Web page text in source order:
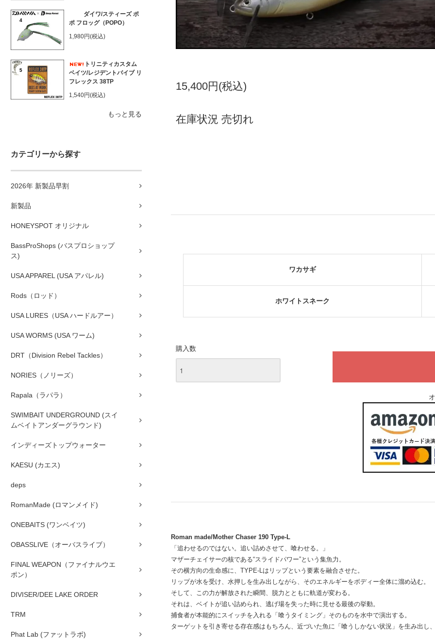
4
ダイワ/スティーズ ポ
ポ フロッグ（POPO）
1,980円(税込)
5
トリニティカスタム
ベイツ/レジデントバイブ リ
フレックス 38TP
1,540円(税込)
もっと見る
カテゴリーから探す
2026年 新製品早割
新製品
HONEYSPOT オリジナル
BassProShops (バスプロショップ
ス)
USA APPAREL (USA アパレル)
Rods（ロッド）
USA LURES（USA ハードルアー）
USA WORMS (USA ワーム)
DRT（Division Rebel Tackles）
NORIES（ノリーズ）
Rapala（ラパラ）
SWIMBAIT UNDERGROUND (スイ
ムベイトアンダーグラウンド)
インディーズトップウォーター
KAESU (カエス)
deps
RomanMade (ロマンメイド)
ONEBAITS (ワンベイツ)
OBASSLIVE（オーバスライブ）
FINAL WEAPON（ファイナルウエ
ポン）
DIVISER/DEE LAKE ORDER
TRM
Phat Lab (ファットラボ)
15,400円(税込)
在庫状況 売切れ
ワカサギ
ホワイトスネーク
購入数
Roman made/Mother Chaser 190 Type-L
「追わせるのではない。追い詰めさせて、喰わせる。」
マザーチェイサーの核である“スライドパワー”という集魚力。
その横方向の生命感に、TYPE-Lはリップという要素を融合させた。
リップが水を受け、水押しを生み出しながら、そのエネルギーをボディー全体に溜め込む。
そして、この力が解放された瞬間、脱力とともに軌道が変わる。
それは、ベイトが追い詰められ、逃げ場を失った時に見せる最後の挙動。
捕食者が本能的にスイッチを入れる「喰うタイミング」そのものを水中で演出する。
ターゲットを引き寄せる存在感はもちろん、近づいた魚に「喰うしかない状況」を生み出し